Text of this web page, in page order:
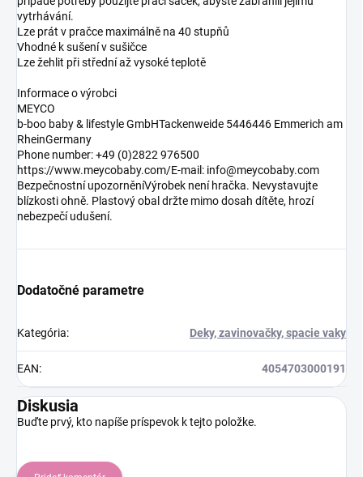
vytrhávání.
Lze prát v pračce maximálně na 40 stupňů
Vhodné k sušení v sušičce
Lze žehlit při střední až vysoké teplotě
Informace o výrobci
MEYCO
b-boo baby & lifestyle GmbHTackenweide 5446446 Emmerich am
RheinGermany
Phone number: +49 (0)2822 976500
https://www.meycobaby.com/E-mail: info@meycobaby.com
Bezpečnostní upozorněníVýrobek není hračka. Nevystavujte
blízkosti ohně. Plastový obal držte mimo dosah dítěte, hrozí
nebezpečí udušení.
Dodatočné parametre
Kategória: Deky, zavinovačky, spacie vaky
EAN: 4054703000191
Diskusia
Buďte prvý, kto napíše príspevok k tejto položke.